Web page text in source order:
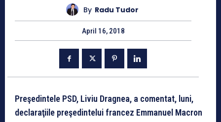
By Radu Tudor
April 16, 2018
Preşedintele PSD, Liviu Dragnea, a comentat, luni,
declaraţiile preşedintelui francez Emmanuel Macron